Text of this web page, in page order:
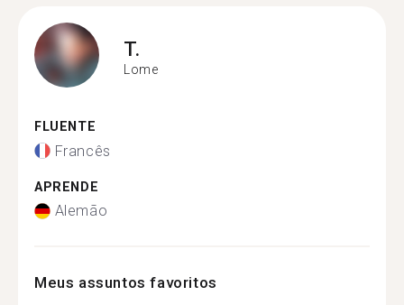
T.
Lome
FLUENTE
Francês
APRENDE
Alemão
Meus assuntos favoritos